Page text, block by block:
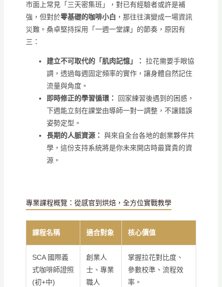
市面上常見「三天密集班」，對已有經驗者或許是補
強，但對於零基礎的咖啡小白 ，那往往演變成一場資訊
災難。桑卓堅持採用「一週一堂課」的節奏，原因有
三：
建立不可取代的「肌肉記憶」： 拉花需要手眼協
調，透過每週固定頻率的實作，讓身體自然記住
流量與角度。
即時修正的學習循環：
回家練習後遇到的困惑，
下週能立刻在課堂由導師一對一調整，不讓錯誤
姿勢定型。
長期的人脈資源： 與來自全台各地的創業夥伴共
學，這份支持系統將是你未來開店時最寶貴的資
源。
專業課程概覽：從感官到烘焙，全方位實戰教學
課程名稱 適合對象 核心價值
SCA 國際義
式咖啡師證照
(初+中)
創業人
士、專業
職人
掌握拉花對比度、
參數校準、流程效
率。